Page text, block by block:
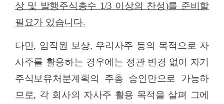
상 및 발행주식총수 1/3 이상의 찬성)를 준비할
필요가 있습니다.
다만, 임직원 보상, 우리사주 등의 목적으로 자
사주를 활용하는 경우에는 정관 변경 없이 자기
주식보유처분계획의 주총 승인만으로 가능하
므로, 각 회사의 자사주 활용 목적을 살펴 그에